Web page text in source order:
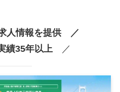
人情報を提供 ／
績35年以上 ／